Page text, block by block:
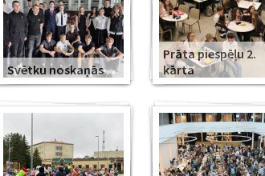
Svētku noskaņās
Prāta piespēļu 2.
kārta